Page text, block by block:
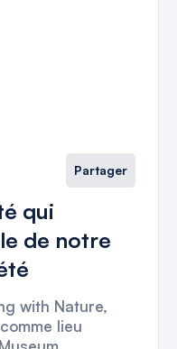
Partager
qui
de notre
with Nature,
lieu